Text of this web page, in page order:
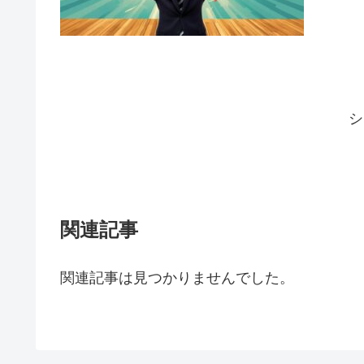
関連記事
関連記事は見つかりませんでした。